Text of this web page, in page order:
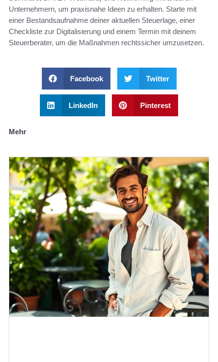
Unternehmern, um praxisnahe Ideen zu erhalten. Starte mit
einer Bestandsaufnahme deiner aktuellen Steuerlage, einer
Checkliste zur Digitalisierung und einem Termin mit deinem
Steuerberater, um die Maßnahmen rechtssicher umzusetzen.
Facebook Twitter
LinkedIn Pinterest
Mehr